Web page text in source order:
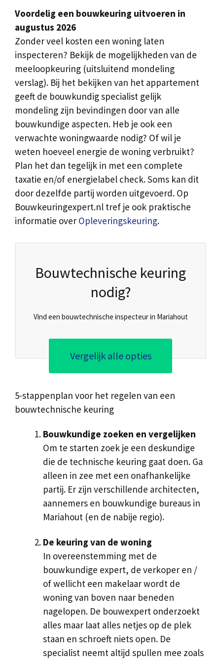
Voordelig een bouwkeuring uitvoeren in
augustus 2026
Zonder veel kosten een woning laten
inspecteren? Bekijk de mogelijkheden van de
meeloopkeuring (uitsluitend mondeling
verslag). Bij het bekijken van het appartement
geeft de bouwkundig specialist gelijk
mondeling zijn bevindingen door van alle
bouwkundige aspecten. Heb je ook een
verwachte woningwaarde nodig? Of wil je
weten hoeveel energie de woning verbruikt?
Plan het dan tegelijk in met een complete
taxatie en/of energielabel check. Soms kan dit
door dezelfde partij worden uitgevoerd. Op
Bouwkeuringexpert.nl tref je ook praktische
informatie over Opleveringskeuring.
Bouwtechnische keuring
nodig?
Vind een bouwtechnische inspecteur in Mariahout
Vergelijk alle opties
5-stappenplan voor het regelen van een
bouwtechnische keuring
Bouwkundige zoeken en vergelijken
Om te starten zoek je een deskundige
die de technische keuring gaat doen. Ga
alleen in zee met een onafhankelijke
partij. Er zijn verschillende architecten,
aannemers en bouwkundige bureaus in
Mariahout (en de nabije regio).
De keuring van de woning
In overeenstemming met de
bouwkundige expert, de verkoper en /
of wellicht een makelaar wordt de
woning van boven naar beneden
nagelopen. De bouwexpert onderzoekt
alles maar laat alles netjes op de plek
staan en schroeft niets open. De
specialist neemt altijd spullen mee zoals